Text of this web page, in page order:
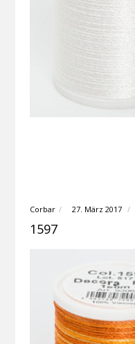
Corbar 27. März 2017
1597